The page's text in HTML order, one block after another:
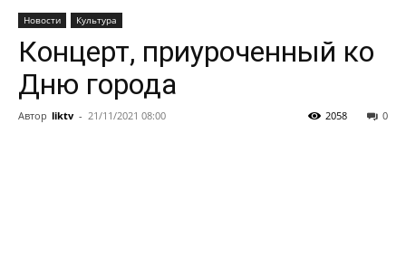
Новости Культура
Концерт, приуроченный ко
Дню города
Автор liktv - 21/11/2021 08:00 0
2058